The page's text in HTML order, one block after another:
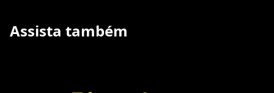
Assista também